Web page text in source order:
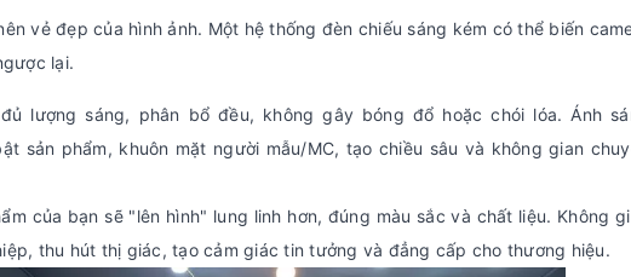
vẻ đẹp của hình ảnh. Một hệ thống đèn chiếu sáng kém có thể biến
lại.
lượng sáng, phân bổ đều, không gây bóng đổ hoặc chói lóa. Ánh
sản phẩm, khuôn mặt người mẫu/MC, tạo chiều sâu và không gian
của bạn sẽ "lên hình" lung linh hơn, đúng màu sắc và chất liệu. Không
thu hút thị giác, tạo cảm giác tin tưởng và đẳng cấp cho thương hiệu.